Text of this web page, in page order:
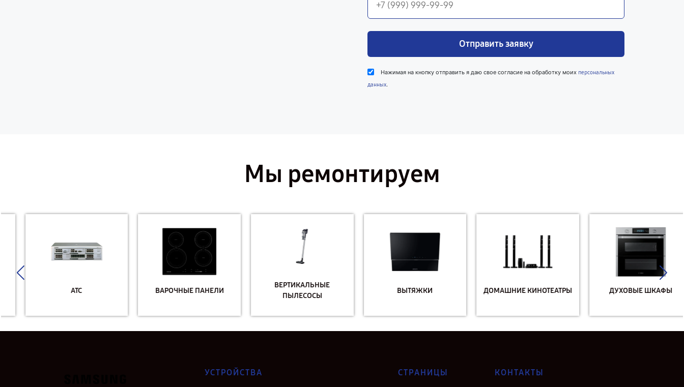
Отправить заявку
Нажимая на кнопку отправить я даю свое согласие на обработку моих персональных
данных.
Мы ремонтируем
ВАРОЧНЫЕ ПАНЕЛИ
ВЕРТИКАЛЬНЫЕ
ПЫЛЕСОСЫ
ВЫТЯЖКИ ДОМАШНИЕ КИНОТЕАТРЫ ДУХОВЫЕ ШКАФЫ
УСТРОЙСТВА СТРАНИЦЫ КОНТАКТЫ